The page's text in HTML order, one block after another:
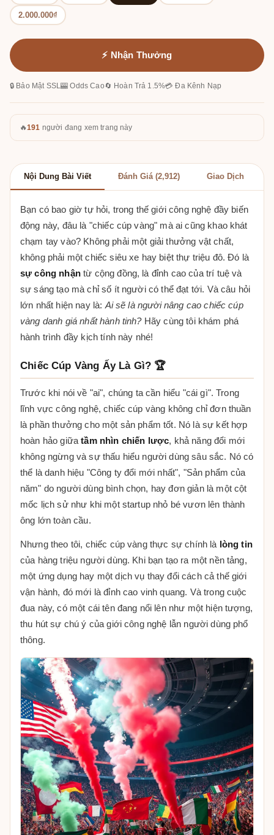
2.000.000₫
⚡ Nhận Thưởng
🔒 Bảo Mật SSL🎰 Odds Cao🔄 Hoàn Trả 1.5%💳 Đa Kênh Nạp
🔥191 người đang xem trang này
Nội Dung Bài Viết Đánh Giá (2,912) Giao Dịch
Bạn có bao giờ tự hỏi, trong thế giới công nghệ đầy biến
động này, đâu là "chiếc cúp vàng" mà ai cũng khao khát
chạm tay vào? Không phải một giải thưởng vật chất,
không phải một chiếc siêu xe hay biệt thự triệu đô. Đó là
sự công nhậntừ cộng đồng, là đỉnh cao của trí tuệ và
sự sáng tạo mà chỉ số ít người có thể đạt tới. Và câu hỏi
lớn nhất hiện nay là: Ai sẽ là người nâng cao chiếc cúp
vàng danh giá nhất hành tinh?Hãy cùng tôi khám phá
hành trình đầy kịch tính này nhé!
Chiếc Cúp Vàng Ấy Là Gì? 🏆
Trước khi nói về "ai", chúng ta cần hiểu "cái gì". Trong
lĩnh vực công nghệ, chiếc cúp vàng không chỉ đơn thuần
là phần thưởng cho một sản phẩm tốt. Nó là sự kết hợp
hoàn hảo giữatầm nhìn chiến lược, khả năng đổi mới
không ngừng và sự thấu hiểu người dùng sâu sắc. Nó có
thể là danh hiệu "Công ty đổi mới nhất", "Sản phẩm của
năm" do người dùng bình chọn, hay đơn giản là một cột
mốc lịch sử như khi một startup nhỏ bé vươn lên thành
ông lớn toàn cầu.
Nhưng theo tôi, chiếc cúp vàng thực sự chính là lòng tin
của hàng triệu người dùng. Khi bạn tạo ra một nền tảng,
một ứng dụng hay một dịch vụ thay đổi cách cả thế giới
vận hành, đó mới là đỉnh cao vinh quang. Và trong cuộc
đua này, có một cái tên đang nổi lên như một hiện tượng,
thu hút sự chú ý của giới công nghệ lẫn người dùng phổ
thông.